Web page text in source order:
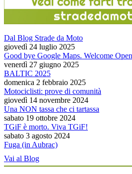
Dal Blog Strade da Moto
giovedì 24 luglio 2025
Good bye Google Maps. Welcome
venerdì 27 giugno 2025
BALTIC 2025
domenica 2 febbraio 2025
Motociclisti: prove di comunità
giovedì 14 novembre 2024
Una NON tassa che ci tartassa
sabato 19 ottobre 2024
TGiF è morto. Viva TGiF!
sabato 3 agosto 2024
Fuga (in Aubrac)
Vai al Blog